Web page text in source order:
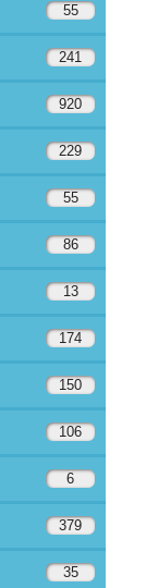
55
241
920
229
55
86
13
174
150
106
6
379
35